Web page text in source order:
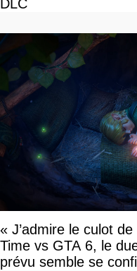
DLC
« J’admire le culot
Time vs GTA 6, le
prévu semble se